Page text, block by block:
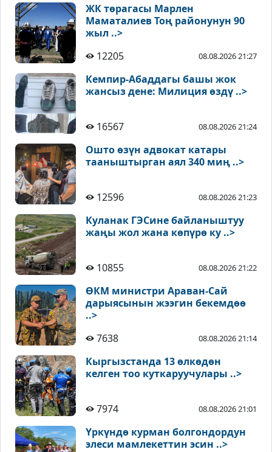
ЖК төрагасы Марлен
Маматалиев Тоң районунун 90
жыл ..>
12205
08.08.2026 21:27
Кемпир-Абаддагы башы жок
жансыз дене: Милиция өздү ..>
16567 08.08.2026 21:24
Ошто өзүн адвокат катары
тааныштырган аял 340 миң ..>
12596 08.08.2026 21:23
Куланак ГЭСине байланыштуу
жаңы жол жана көпүрө ку ..>
10855 08.08.2026 21:22
ӨКМ министри Араван-Сай
дарыясынын жээгин бекемдөө
..>
7638
08.08.2026 21:14
Кыргызстанда 13 өлкөдөн
келген тоо куткаруучулары ..>
7974 08.08.2026 21:01
Үркүндө курман болгондордун
элеси мамлекеттин эсин ..>